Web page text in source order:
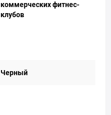
коммерческих фитнес-
клубов
Черный